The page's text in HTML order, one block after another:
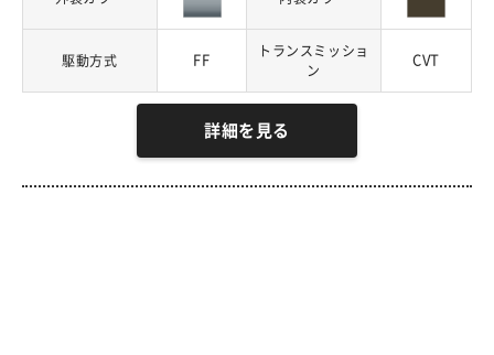
駆動方式 FF
トランスミッショ
ン
CVT
詳細を見る